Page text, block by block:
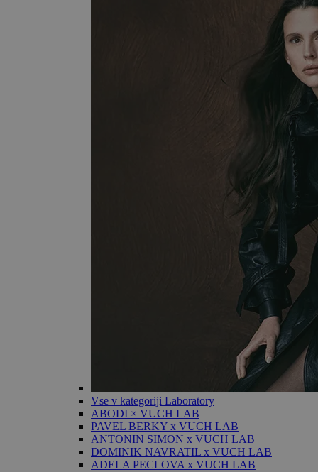
Vse v kategoriji Laboratory
ABODI × VUCH LAB
PAVEL BERKY x VUCH LAB
ANTONIN SIMON x VUCH LAB
DOMINIK NAVRATIL x VUCH LAB
ADELA PECLOVA x VUCH LAB